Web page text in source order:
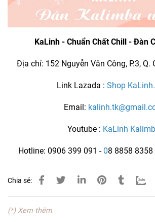
KaLinh - Chuẩn Chất Chill - Đàn
Địa chỉ: 152 Nguyễn Văn Công, P.3, Q.
Link Lazada : Shop
Email:
Youtube : KaLinh
Hotline: 0906 399 091 - 08 8858 8358
Chia sẻ:
(*) Xem thêm